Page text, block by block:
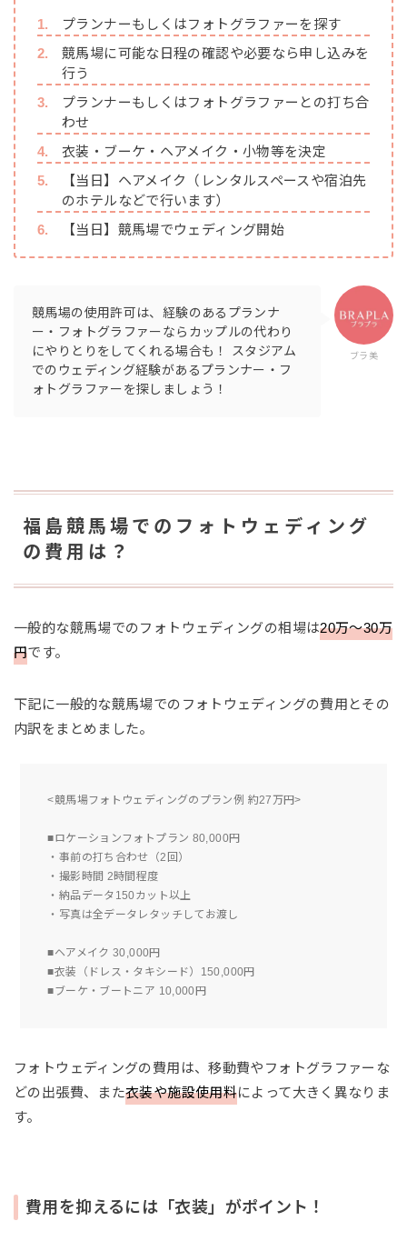
プランナーもしくはフォトグラファーを探す
競馬場に可能な日程の確認や必要なら申し込みを
行う
プランナーもしくはフォトグラファーとの打ち合
わせ
衣装・ブーケ・ヘアメイク・小物等を決定
【当日】ヘアメイク（レンタルスペースや宿泊先
のホテルなどで行います）
【当日】競馬場でウェディング開始
ブラ美
競馬場の使用許可は、経験のあるプランナ
ー・フォトグラファーならカップルの代わり
にやりとりをしてくれる場合も！ スタジアム
でのウェディング経験があるプランナー・フ
ォトグラファーを探しましょう！
福島競馬場でのフォトウェディング
の費用は？
一般的な競馬場でのフォトウェディングの相場は20万〜30万
円です。
下記に一般的な競馬場でのフォトウェディングの費用とその
内訳をまとめました。
<競馬場フォトウェディングのプラン例 約27万円>
■ロケーションフォトプラン 80,000円
・事前の打ち合わせ（2回）
・撮影時間 2時間程度
・納品データ150カット以上
・写真は全データレタッチしてお渡し
■ヘアメイク 30,000円
■衣装（ドレス・タキシード）150,000円
■ブーケ・ブートニア 10,000円
フォトウェディングの費用は、移動費やフォトグラファーな
どの出張費、また衣装や施設使用料によって大きく異なりま
す。
費用を抑えるには「衣装」がポイント！